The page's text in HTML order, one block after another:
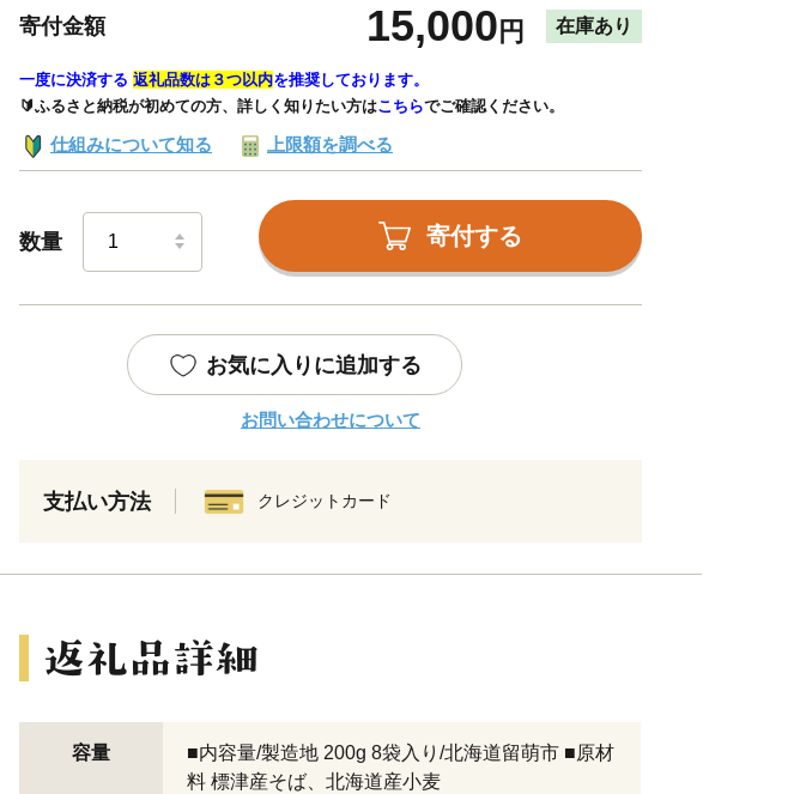
寄付金額 15,000 円 在庫あり
一度に決済する 返礼品数は３つ以内を推奨しております。
🔰ふるさと納税が初めての方、詳しく知りたい方はこちらでご確認ください。
仕組みについて知る 上限額を調べる
数量 寄付する
お気に入りに追加する
お問い合わせについて
支払い方法 クレジットカード
容量
■内容量/製造地 200g 8袋入り/北海道留萌市 ■原材
料 標津産そば、北海道産小麦